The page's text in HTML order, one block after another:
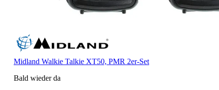
Midland Walkie Talkie XT50, PMR 2er-Set
Bald wieder da